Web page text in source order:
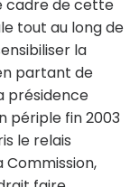
cadre de cette
tout au long de
la
partant de
présidence
périple fin 2003
le relais
Commission,